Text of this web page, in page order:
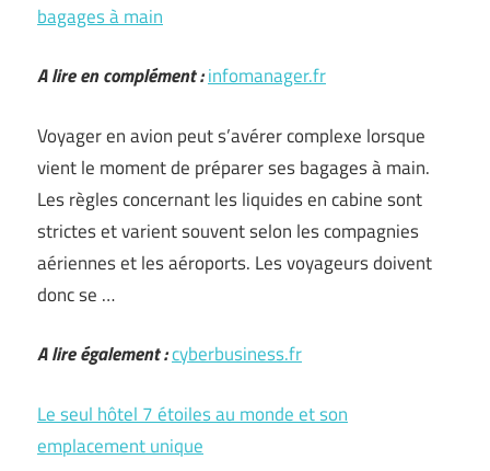
bagages à main
A lire en complément :infomanager.fr
Voyager en avion peut s’avérer complexe lorsque
vient le moment de préparer ses bagages à main.
Les règles concernant les liquides en cabine sont
strictes et varient souvent selon les compagnies
aériennes et les aéroports. Les voyageurs doivent
donc se …
A lire également :cyberbusiness.fr
Le seul hôtel 7 étoiles au monde et son
emplacement unique